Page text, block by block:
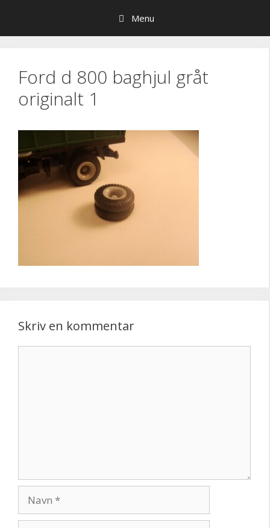
indhold
Menu
Ford d 800 baghjul gråt
originalt 1
Skriv en kommentar